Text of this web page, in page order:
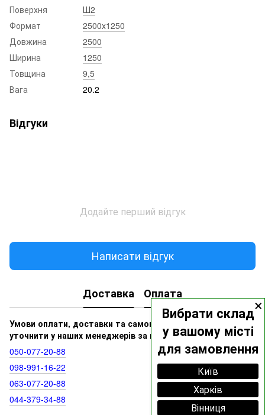
×
Вибрати склад
у вашому місті
для замовлення
Київ
Харків
Вінниця
Поверхня
Ш2
Формат
2500x1250
Довжина
2500
Ширина
1250
Товщина
9,5
Вага
20.2
Відгуки
Додайте перший відгук
Написати відгук
Доставка Оплата
Умови оплати, доставки та самовивозу ви можете
уточнити у наших менеджерів за номерами:
050‑077‑20‑88
098‑991‑16‑22
063‑077‑20‑88
044‑379‑34‑88